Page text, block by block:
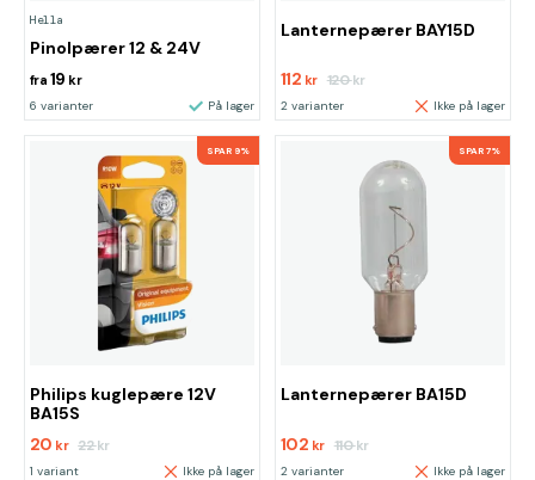
Hella
Pinolpærer 12 & 24V
fra 19 kr
6 varianter På lager
Lanternepærer BAY15D
112 kr 120kr
2 varianter Ikke på lager
SPAR 9%
Philips kuglepære 12V
BA15S
20 kr 22kr
1 variant Ikke på lager
SPAR 7%
Lanternepærer BA15D
102 kr 110kr
2 varianter Ikke på lager